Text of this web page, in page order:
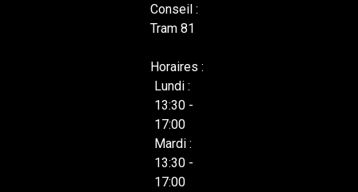
Conseil :
Tram 81
Horaires :
Lundi :
13:30 -
17:00
Mardi :
13:30 -
17:00